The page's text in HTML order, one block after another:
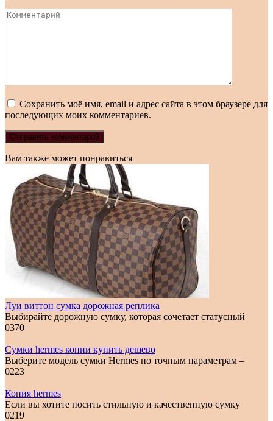
Комментарий
Сохранить моё имя, email и адрес сайта в этом браузере для
последующих моих комментариев.
Вам также может понравиться
Луи виттон сумка дорожная реплика
Выбирайте дорожную сумку, которая сочетает статусный
0370
Сумки hermes копии купить дешево
Выберите модель сумки Hermes по точным параметрам –
0223
Копия hermes
Если вы хотите носить стильную и качественную сумку
0219